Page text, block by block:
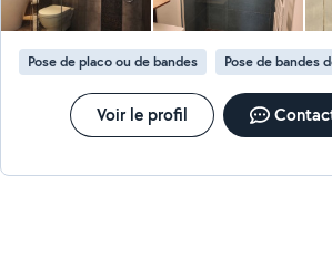
Pose de placo ou de bandes Pose de bandes
Voir le profil